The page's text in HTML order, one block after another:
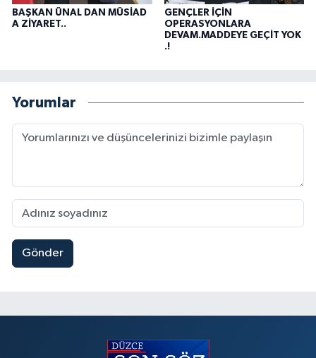
BAŞKAN ÜNAL DAN MÜSİAD
A ZİYARET..
GENÇLER İÇİN
OPERASYONLARA
DEVAM.MADDEYE GEÇİT YOK
.!
Yorumlar
Gönder